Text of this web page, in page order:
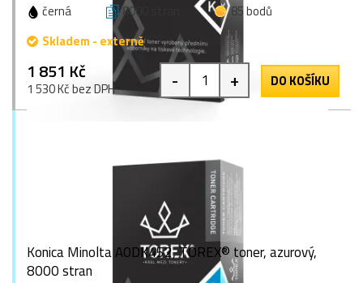
černá 8000 stran
85 bodů
Skladem - externě
1 851 Kč
1 530 Kč bez DPH - + DO KOŠÍKU
Konica Minolta A0DK452, TOREX® toner, azurový,
8000 stran